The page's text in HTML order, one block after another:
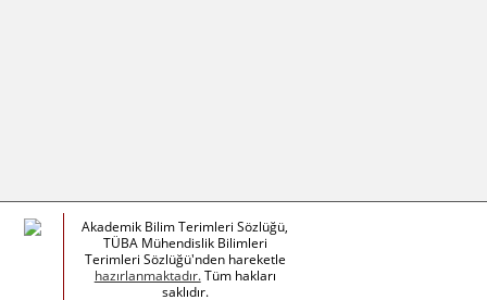
Akademik Bilim Terimleri Sözlüğü,
TÜBA Mühendislik Bilimleri
Terimleri Sözlüğü'nden hareketle
hazırlanmaktadır.Tüm hakları
saklıdır.